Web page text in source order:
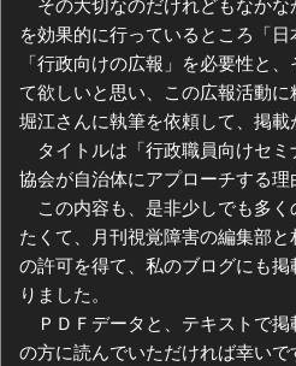
を効果的に行っているところ「日
「行政向けの広報」を必要性と
て欲しいと思い、この広報活動
堀江さんに執筆を依頼して、掲載
タイトルは「行政職員向けセ
協会が自治体にアプローチする理
この内容も、是非少しでも多く
たくて、月刊視覚障害の編集部
の許可を得て、私のブログにも
りました。
ＰＤＦデータと、テキストで
の方に読んでいただければ幸いで